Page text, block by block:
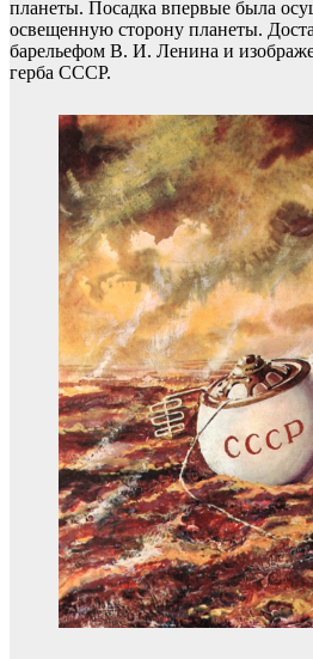
планеты. Посадка впервые была
освещенную сторону планеты.
барельефом В. И. Ленина и
герба СССР.